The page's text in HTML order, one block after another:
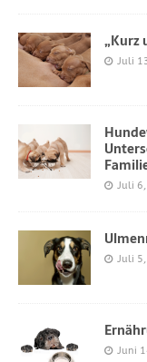
„Kurz
Juli
Juli
Juli
Juni